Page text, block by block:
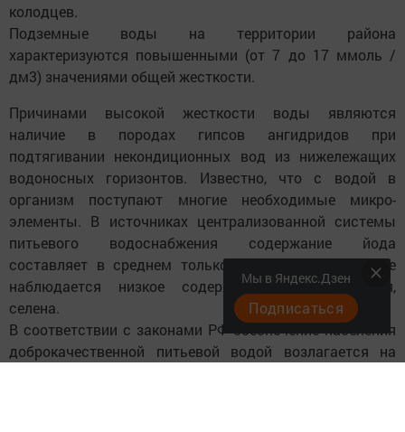
колодцев.
Подземные воды на территории района
характеризуются повышенными (от 7 до 17 ммоль /
дм3) значениями общей жесткости.
Причинами высокой жесткости воды являются
наличие в породах гипсов ангидридов при
подтягивании некондиционных вод из нижележащих
водоносных горизонтов. Известно, что с водой в
организм поступают многие необходимые микро-
элементы. В источниках централизованной системы
питьевого водоснабжения содержание йода
составляет в среднем только 1,7 - 2,0 мгк/л. Также
наблюдается низкое содержание фтора, магния,
селена.
В соответствии с законами РФ обеспечение населения
доброкачественной питьевой водой возлагается на
Мы в Яндекс.Дзен
Подписаться